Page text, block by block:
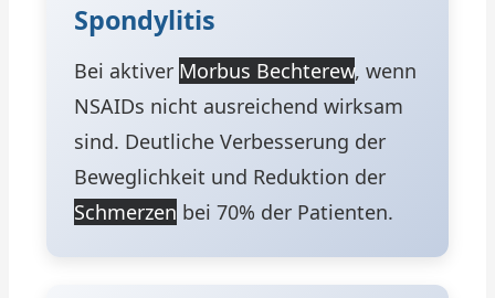
Spondylitis
Bei aktiver Morbus Bechterew, wenn
NSAIDs nicht ausreichend wirksam
sind. Deutliche Verbesserung der
Beweglichkeit und Reduktion der
Schmerzen bei 70% der Patienten.